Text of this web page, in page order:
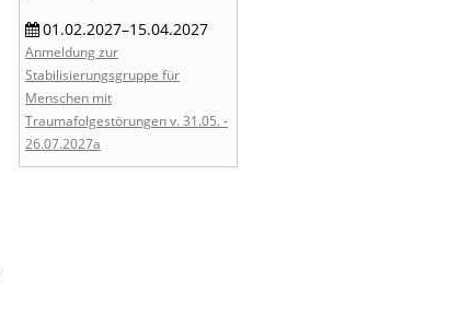
01.02.2027–15.04.2027
Anmeldung zur
Stabilisierungsgruppe für
Menschen mit
Traumafolgestörungen v. 31.05. -
26.07.2027a